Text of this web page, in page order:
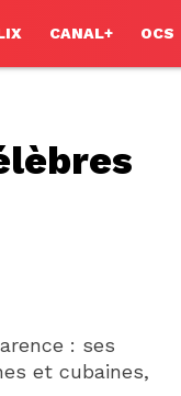
CANAL+ OCS
: ses
et cubaines,